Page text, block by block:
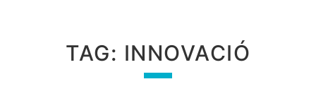
TAG: INNOVACIÓ